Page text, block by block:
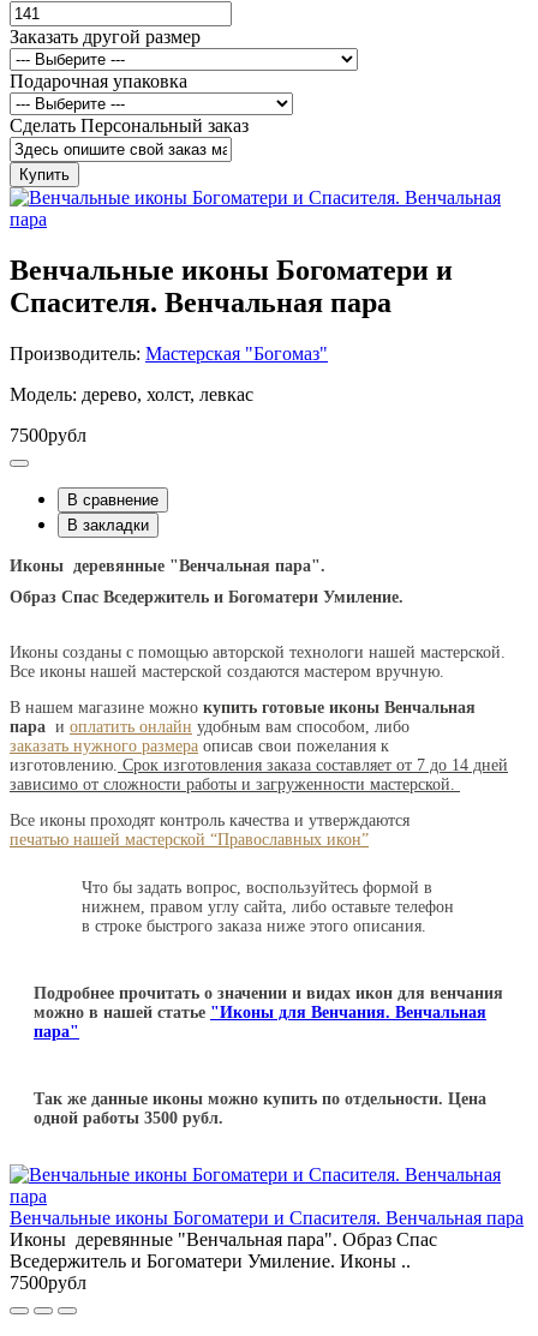
Заказать другой размер
Подарочная упаковка
Сделать Персональный заказ
Купить
Венчальные иконы Богоматери и
Спасителя. Венчальная пара
Производитель: Мастерская "Богомаз"
Модель: дерево, холст, левкас
7500рубл
В сравнение
В закладки
Иконы деревянные "Венчальная пара".
Образ Спас Вседержитель и Богоматери Умиление.
Иконы созданы с помощью авторской технологи нашей мастерской.
Все иконы нашей мастерской создаются мастером вручную.
В нашем магазине можно купить готовые иконы Венчальная
пара и оплатить онлайн удобным вам способом, либо
заказать нужного размера описав свои пожелания к
изготовлению. Срок изготовления заказа составляет от 7 до 14 дней
зависимо от сложности работы и загруженности мастерской.
Все иконы проходят контроль качества и утверждаются
печатью нашей мастерской “Православных икон”
Что бы задать вопрос, воспользуйтесь формой в
нижнем, правом углу сайта, либо оставьте телефон
в строке быстрого заказа ниже этого описания.
Подробнее прочитать о значении и видах икон для венчания
можно в нашей статье "Иконы для Венчания. Венчальная
пара"
Так же данные иконы можно купить по отдельности. Цена
одной работы 3500 рубл.
Венчальные иконы Богоматери и Спасителя. Венчальная пара
Иконы деревянные "Венчальная пара". Образ Спас
Вседержитель и Богоматери Умиление. Иконы ..
7500рубл